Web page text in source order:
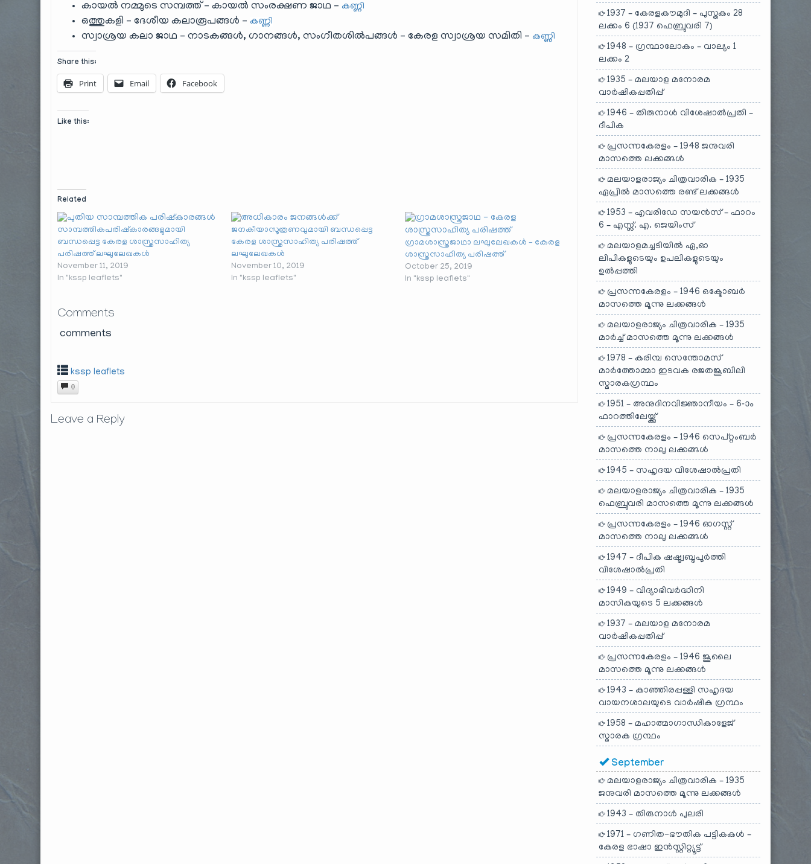
കായൽ നമ്മുടെ സമ്പത്ത് – കായൽ സംരക്ഷണ ജാഥ – കണ്ണി
ഒത്തുകളി – ദേശീയ കലാരൂപങ്ങൾ – കണ്ണി
സ്വാശ്രയ കലാ ജാഥ – നാടകങ്ങൾ, ഗാനങ്ങൾ, സംഗീതശിൽപങ്ങൾ – കേരള സ്വാശ്രയ സമിതി – കണ്ണി
Share this:
Print Email Facebook
Like this:
Related
സാമ്പത്തികപരിഷ്കാരങ്ങളുമായി
ബന്ധപ്പെട്ട കേരള ശാസ്ത്രസാഹിത്യ
പരിഷത്ത് ലഘുലേഖകൾ
November 11, 2019
In "kssp leaflets"
ജനകീയാസൂത്രണവുമായി ബന്ധപ്പെട്ട
കേരള ശാസ്ത്രസാഹിത്യ പരിഷത്ത്
ലഘുലേഖകൾ
November 10, 2019
In "kssp leaflets"
ഗ്രാമശാസ്ത്രജാഥാ ലഘുലേഖകൾ – കേരള
ശാസ്ത്രസാഹിത്യ പരിഷത്ത്
October 25, 2019
In "kssp leaflets"
Comments
comments
kssp leaflets
0
Leave a Reply
1937 – കേരളകൗമുദി – പുസ്തകം 28
ലക്കം 6 (1937 ഫെബ്രുവരി 7)
1948 – ഗ്രന്ഥാലോകം – വാല്യം 1
ലക്കം 2
1935 – മലയാള മനോരമ
വാർഷികപ്പതിപ്പ്
1946 – തിരുനാൾ വിശേഷാൽപ്രതി –
ദീപിക
പ്രസന്നകേരളം – 1948 ജനുവരി
മാസത്തെ ലക്കങ്ങൾ
മലയാളരാജ്യം ചിത്രവാരിക – 1935
ഏപ്രിൽ മാസത്തെ രണ്ട് ലക്കങ്ങൾ
1953 – എവരിഡേ സയൻസ് – ഫാറം
6 – എസ്സ്. എ. ജെയിംസ്
മലയാളമച്ചടിയിൽ ഏ,ഓ
ലിപികളുടെയും ഉപലികളുടെയും
ഉൽപ്പത്തി
പ്രസന്നകേരളം – 1946 ഒക്ടോബർ
മാസത്തെ മൂന്നു ലക്കങ്ങൾ
മലയാളരാജ്യം ചിത്രവാരിക – 1935
മാർച്ച് മാസത്തെ മൂന്നു ലക്കങ്ങൾ
1978 – കരിമ്പ സെന്തോമസ്
മാർത്തോമ്മാ ഇടവക രജതജൂബിലി
സ്മാരകഗ്രന്ഥം
1951 – അനുദിനവിജ്ഞാനീയം – 6-ാം
ഫാറത്തിലേയ്ക്കു്
പ്രസന്നകേരളം – 1946 സെപ്റ്റംബർ
മാസത്തെ നാലു ലക്കങ്ങൾ
1945 – സഹൃദയ വിശേഷാൽപ്രതി
മലയാളരാജ്യം ചിത്രവാരിക – 1935
ഫെബ്രുവരി മാസത്തെ മൂന്നു ലക്കങ്ങൾ
പ്രസന്നകേരളം – 1946 ഓഗസ്റ്റ്
മാസത്തെ നാലു ലക്കങ്ങൾ
1947 – ദീപിക ഷഷ്ട്വബ്ദപൂർത്തി
വിശേഷാൽപ്രതി
1949 – വിദ്യാഭിവർദ്ധിനി
മാസികയുടെ 5 ലക്കങ്ങൾ
1937 – മലയാള മനോരമ
വാർഷികപ്പതിപ്പ്
പ്രസന്നകേരളം – 1946 ജൂലൈ
മാസത്തെ മൂന്നു ലക്കങ്ങൾ
1943 – കാഞ്ഞിരപ്പള്ളി സഹൃദയ
വായനശാലയുടെ വാർഷിക ഗ്രന്ഥം
1958 – മഹാത്മാഗാന്ധികാളേജ്
സ്മാരക ഗ്രന്ഥം
September
മലയാളരാജ്യം ചിത്രവാരിക – 1935
ജനുവരി മാസത്തെ മൂന്നു ലക്കങ്ങൾ
1943 – തിരുനാൾ പുലരി
1971 – ഗണിത-ഭൗതിക പട്ടികകൾ –
കേരള ഭാഷാ ഇൻസ്റ്റിറ്റ്യൂട്ട്